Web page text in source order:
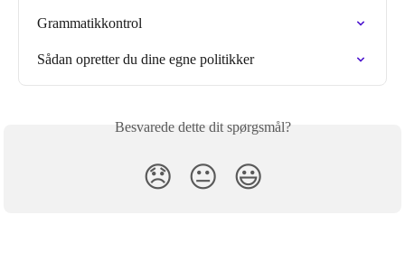
Grammatikkontrol
Sådan opretter du dine egne politikker
Besvarede dette dit spørgsmål?
😞 😐 😃